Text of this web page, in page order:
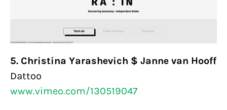
5. Christina Yarashevich $ Janne van Hooff
Dattoo
www.vimeo.com/130519047